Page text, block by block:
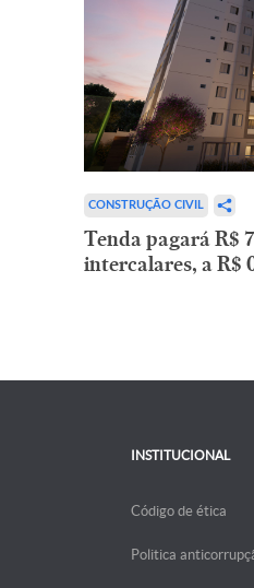
CONSTRUÇÃO CIVIL
Tenda pagará R$
intercalares, a R$
INSTITUCIONAL
Código de ética
Politica